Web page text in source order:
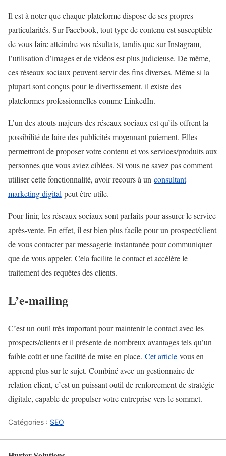
Il est à noter que chaque plateforme dispose de ses propres
particularités. Sur Facebook, tout type de contenu est susceptible
de vous faire atteindre vos résultats, tandis que sur Instagram,
l’utilisation d’images et de vidéos est plus judicieuse. De même,
ces réseaux sociaux peuvent servir des fins diverses. Même si la
plupart sont conçus pour le divertissement, il existe des
plateformes professionnelles comme LinkedIn.
L’un des atouts majeurs des réseaux sociaux est qu’ils offrent la
possibilité de faire des publicités moyennant paiement. Elles
permettront de proposer votre contenu et vos services/produits aux
personnes que vous aviez ciblées. Si vous ne savez pas comment
utiliser cette fonctionnalité, avoir recours à un consultant
marketing digital peut être utile.
Pour finir, les réseaux sociaux sont parfaits pour assurer le service
après-vente. En effet, il est bien plus facile pour un prospect/client
de vous contacter par messagerie instantanée pour communiquer
que de vous appeler. Cela facilite le contact et accélère le
traitement des requêtes des clients.
L’e-mailing
C’est un outil très important pour maintenir le contact avec les
prospects/clients et il présente de nombreux avantages tels qu’un
faible coût et une facilité de mise en place. Cet article vous en
apprend plus sur le sujet. Combiné avec un gestionnaire de
relation client, c’est un puissant outil de renforcement de stratégie
digitale, capable de propulser votre entreprise vers le sommet.
Catégories : SEO